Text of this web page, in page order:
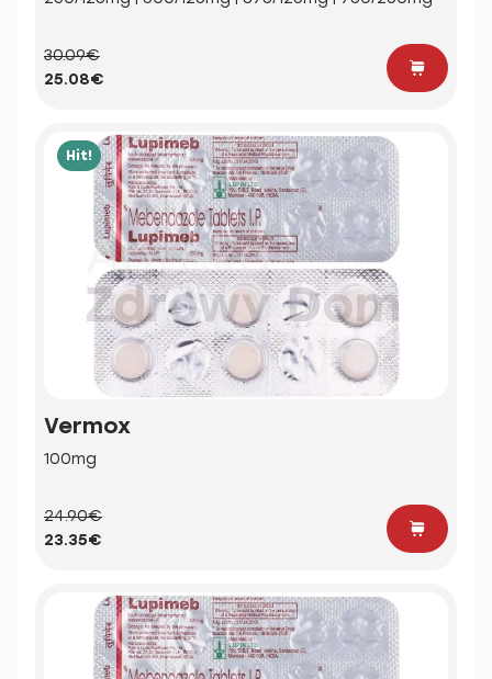
30.09€
25.08€
Hit!
Vermox
100mg
24.90€
23.35€